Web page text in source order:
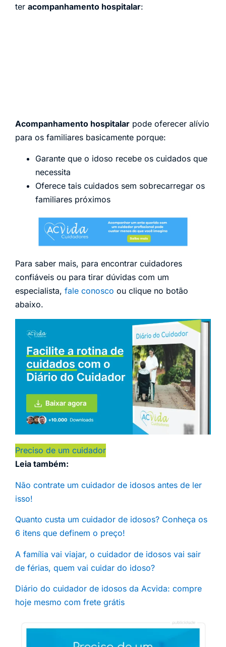
ter acompanhamento hospitalar:
Acompanhamento hospitalar pode oferecer alívio
para os familiares basicamente porque:
Garante que o idoso recebe os cuidados que
necessita
Oferece tais cuidados sem sobrecarregar os
familiares próximos
Para saber mais, para encontrar cuidadores
confiáveis ou para tirar dúvidas com um
especialista, fale conosco ou clique no botão
abaixo.
Preciso de um cuidador
Leia também:
Não contrate um cuidador de idosos antes de ler
isso!
Quanto custa um cuidador de idosos? Conheça os
6 itens que definem o preço!
A família vai viajar, o cuidador de idosos vai sair
de férias, quem vai cuidar do idoso?
Diário do cuidador de idosos da Acvida: compre
hoje mesmo com frete grátis